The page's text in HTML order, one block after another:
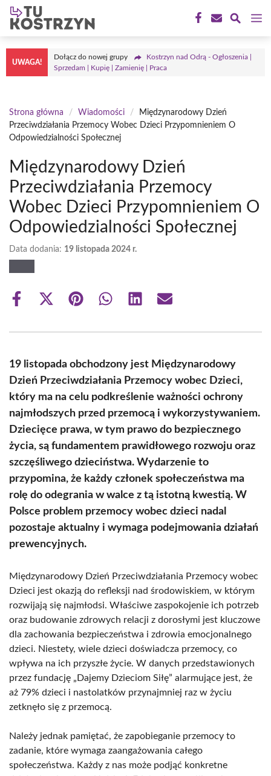
Przejdź
treści
UWAGA!
Dołącz do nowej grupy
Kostrzyn nad Odrą - Ogłoszenia |
Sprzedam | Kupię | Zamienię | Praca
Strona główna / Wiadomości /
Międzynarodowy Dzień
Przeciwdziałania Przemocy Wobec Dzieci Przypomnieniem O
Odpowiedzialności Społecznej
Międzynarodowy Dzień
Przeciwdziałania Przemocy
Wobec Dzieci Przypomnieniem O
Odpowiedzialności Społecznej
Data dodania: 19 listopada 2024 r.
Share
Share
(Twitter)
Share Share Share Share
19 listopada obchodzony jest Międzynarodowy
Dzień Przeciwdziałania Przemocy wobec Dzieci,
który ma na celu podkreślenie ważności ochrony
najmłodszych przed przemocą i wykorzystywaniem.
Dziecięce prawa, w tym prawo do bezpiecznego
życia, są fundamentem prawidłowego rozwoju oraz
szczęśliwego dzieciństwa. Wydarzenie to
przypomina, że każdy członek społeczeństwa ma
rolę do odegrania w walce z tą istotną kwestią. W
Polsce problem przemocy wobec dzieci nadal
pozostaje aktualny i wymaga podejmowania działań
prewencyjnych.
Międzynarodowy Dzień Przeciwdziałania Przemocy wobec
Dzieci jest okazją do refleksji nad środowiskiem, w którym
rozwijają się najmłodsi. Właściwe zaspokojenie ich potrzeb
oraz budowanie zdrowych relacji z dorosłymi jest kluczowe
dla zachowania bezpieczeństwa i zdrowia emocjonalnego
dzieci. Niestety, wiele dzieci doświadcza przemocy, co
wpływa na ich przyszłe życie. W danych przedstawionych
przez fundację „Dajemy Dzieciom Siłę” alarmujące jest, że
aż 79% dzieci i nastolatków przynajmniej raz w życiu
zetknęło się z przemocą.
Należy jednak pamiętać, że zapobieganie przemocy to
zadanie, które wymaga zaangażowania całego
społeczeństwa. Każdy z nas może podjąć konkretne